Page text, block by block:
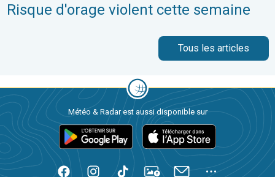
Risque d'orage violent cette semaine
Tous les articles
Météo & Radar est aussi disponible sur